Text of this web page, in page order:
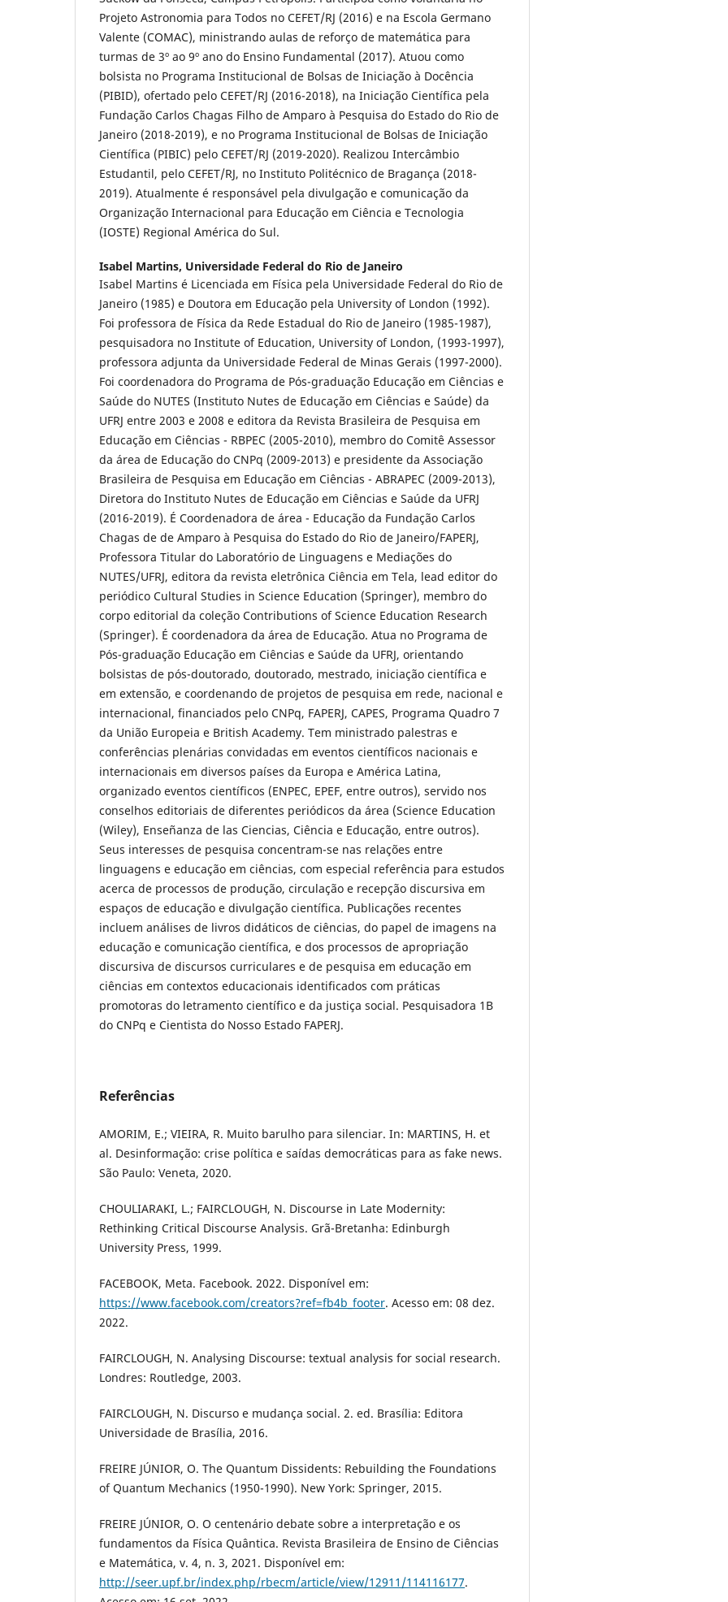
Projeto Astronomia para Todos no CEFET/RJ (2016) e na Escola Germano
Valente (COMAC), ministrando aulas de reforço de matemática para
turmas de 3º ao 9º ano do Ensino Fundamental (2017). Atuou como
bolsista no Programa Institucional de Bolsas de Iniciação à Docência
(PIBID), ofertado pelo CEFET/RJ (2016-2018), na Iniciação Científica pela
Fundação Carlos Chagas Filho de Amparo à Pesquisa do Estado do Rio de
Janeiro (2018-2019), e no Programa Institucional de Bolsas de Iniciação
Científica (PIBIC) pelo CEFET/RJ (2019-2020). Realizou Intercâmbio
Estudantil, pelo CEFET/RJ, no Instituto Politécnico de Bragança (2018-
2019). Atualmente é responsável pela divulgação e comunicação da
Organização Internacional para Educação em Ciência e Tecnologia
(IOSTE) Regional América do Sul.
Isabel Martins, Universidade Federal do Rio de Janeiro
Isabel Martins é Licenciada em Física pela Universidade Federal do Rio de
Janeiro (1985) e Doutora em Educação pela University of London (1992).
Foi professora de Física da Rede Estadual do Rio de Janeiro (1985-1987),
pesquisadora no Institute of Education, University of London, (1993-1997),
professora adjunta da Universidade Federal de Minas Gerais (1997-2000).
Foi coordenadora do Programa de Pós-graduação Educação em Ciências e
Saúde do NUTES (Instituto Nutes de Educação em Ciências e Saúde) da
UFRJ entre 2003 e 2008 e editora da Revista Brasileira de Pesquisa em
Educação em Ciências - RBPEC (2005-2010), membro do Comitê Assessor
da área de Educação do CNPq (2009-2013) e presidente da Associação
Brasileira de Pesquisa em Educação em Ciências - ABRAPEC (2009-2013),
Diretora do Instituto Nutes de Educação em Ciências e Saúde da UFRJ
(2016-2019). É Coordenadora de área - Educação da Fundação Carlos
Chagas de de Amparo à Pesquisa do Estado do Rio de Janeiro/FAPERJ,
Professora Titular do Laboratório de Linguagens e Mediações do
NUTES/UFRJ, editora da revista eletrônica Ciência em Tela, lead editor do
periódico Cultural Studies in Science Education (Springer), membro do
corpo editorial da coleção Contributions of Science Education Research
(Springer). É coordenadora da área de Educação. Atua no Programa de
Pós-graduação Educação em Ciências e Saúde da UFRJ, orientando
bolsistas de pós-doutorado, doutorado, mestrado, iniciação científica e
em extensão, e coordenando de projetos de pesquisa em rede, nacional e
internacional, financiados pelo CNPq, FAPERJ, CAPES, Programa Quadro 7
da União Europeia e British Academy. Tem ministrado palestras e
conferências plenárias convidadas em eventos científicos nacionais e
internacionais em diversos países da Europa e América Latina,
organizado eventos científicos (ENPEC, EPEF, entre outros), servido nos
conselhos editoriais de diferentes periódicos da área (Science Education
(Wiley), Enseñanza de las Ciencias, Ciência e Educação, entre outros).
Seus interesses de pesquisa concentram-se nas relações entre
linguagens e educação em ciências, com especial referência para estudos
acerca de processos de produção, circulação e recepção discursiva em
espaços de educação e divulgação científica. Publicações recentes
incluem análises de livros didáticos de ciências, do papel de imagens na
educação e comunicação científica, e dos processos de apropriação
discursiva de discursos curriculares e de pesquisa em educação em
ciências em contextos educacionais identificados com práticas
promotoras do letramento científico e da justiça social. Pesquisadora 1B
do CNPq e Cientista do Nosso Estado FAPERJ.
Referências
AMORIM, E.; VIEIRA, R. Muito barulho para silenciar. In: MARTINS, H. et
al. Desinformação: crise política e saídas democráticas para as fake news.
São Paulo: Veneta, 2020.
CHOULIARAKI, L.; FAIRCLOUGH, N. Discourse in Late Modernity:
Rethinking Critical Discourse Analysis. Grã-Bretanha: Edinburgh
University Press, 1999.
FACEBOOK, Meta. Facebook. 2022. Disponível em:
https://www.facebook.com/creators?ref=fb4b_footer. Acesso em: 08 dez.
2022.
FAIRCLOUGH, N. Analysing Discourse: textual analysis for social research.
Londres: Routledge, 2003.
FAIRCLOUGH, N. Discurso e mudança social. 2. ed. Brasília: Editora
Universidade de Brasília, 2016.
FREIRE JÚNIOR, O. The Quantum Dissidents: Rebuilding the Foundations
of Quantum Mechanics (1950-1990). New York: Springer, 2015.
FREIRE JÚNIOR, O. O centenário debate sobre a interpretação e os
fundamentos da Física Quântica. Revista Brasileira de Ensino de Ciências
e Matemática, v. 4, n. 3, 2021. Disponível em:
http://seer.upf.br/index.php/rbecm/article/view/12911/114116177.